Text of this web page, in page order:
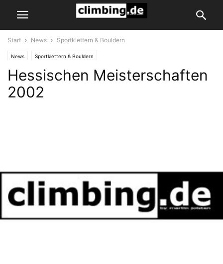
Start News Sportklettern & Bouldern
News Sportklettern & Bouldern
Hessischen Meisterschaften
2002